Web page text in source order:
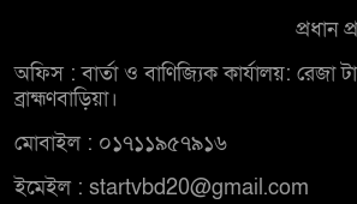
প্রধান
অফিস : বার্তা ও বাণিজ্যিক কার্যালয়: রেজা
ব্রাহ্মণবাড়িয়া।
মোবাইল : ০১৭১১৯৫৭৯১৬
ইমেইল : startvbd20@gmail.com